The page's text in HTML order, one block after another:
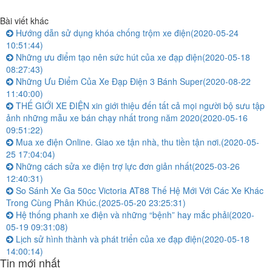
Bài viết khác
Hướng dẫn sử dụng khóa chống trộm xe điện(2020-05-24
10:51:44)
Những ưu điểm tạo nên sức hút của xe đạp điện(2020-05-18
08:27:43)
Những Ưu Điểm Của Xe Đạp Điện 3 Bánh Super(2020-08-22
11:40:00)
THẾ GIỚI XE ĐIỆN xin giới thiệu đến tất cả mọi người bộ sưu tập
ảnh những mẫu xe bán chạy nhất trong năm 2020(2020-05-16
09:51:22)
Mua xe điện Online. Giao xe tận nhà, thu tiền tận nơi.(2020-05-
25 17:04:04)
Những cách sửa xe điện trợ lực đơn giản nhất(2025-03-26
12:40:31)
So Sánh Xe Ga 50cc Victoria AT88 Thế Hệ Mới Với Các Xe Khác
Trong Cùng Phân Khúc.(2025-05-20 23:25:31)
Hệ thống phanh xe điện và những “bệnh” hay mắc phải(2020-
05-19 09:31:08)
Lịch sử hình thành và phát triển của xe đạp điện(2020-05-18
14:00:14)
Tin mới nhất